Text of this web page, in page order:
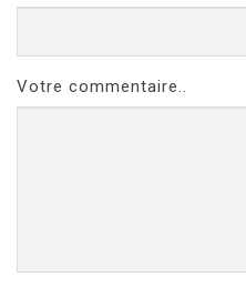
Votre commentaire..